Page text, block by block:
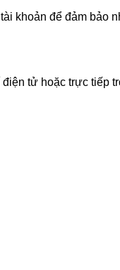
khoản để đảm bảo
tử hoặc trực tiếp